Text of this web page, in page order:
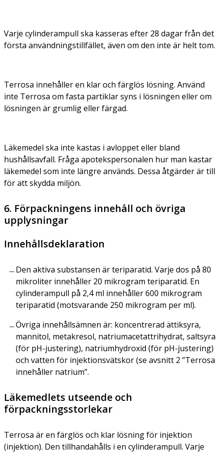
Varje cylinderampull ska kasseras efter 28 dagar från det
första användningstillfället, även om den inte är helt tom.
Terrosa innehåller en klar och färglös lösning. Använd
inte Terrosa om fasta partiklar syns i lösningen eller om
lösningen är grumlig eller färgad.
Läkemedel ska inte kastas i avloppet eller bland
hushållsavfall. Fråga apotekspersonalen hur man kastar
läkemedel som inte längre används. Dessa åtgärder är till
för att skydda miljön.
6. Förpackningens innehåll och övriga
upplysningar
Innehållsdeklaration
Den aktiva substansen är teriparatid. Varje dos på 80
mikroliter innehåller 20 mikrogram teriparatid. En
cylinderampull på 2,4 ml innehåller 600 mikrogram
teriparatid (motsvarande 250 mikrogram per ml).
Övriga innehållsämnen är: koncentrerad ättiksyra,
mannitol, metakresol, natriumacetattrihydrat, saltsyra
(för pH-justering), natriumhydroxid (för pH-justering)
och vatten för injektionsvätskor (se avsnitt 2 ”Terrosa
innehåller natrium”.
Läkemedlets utseende och
förpackningsstorlekar
Terrosa är en färglös och klar lösning för injektion
(injektion). Den tillhandahålls i en cylinderampull. Varje